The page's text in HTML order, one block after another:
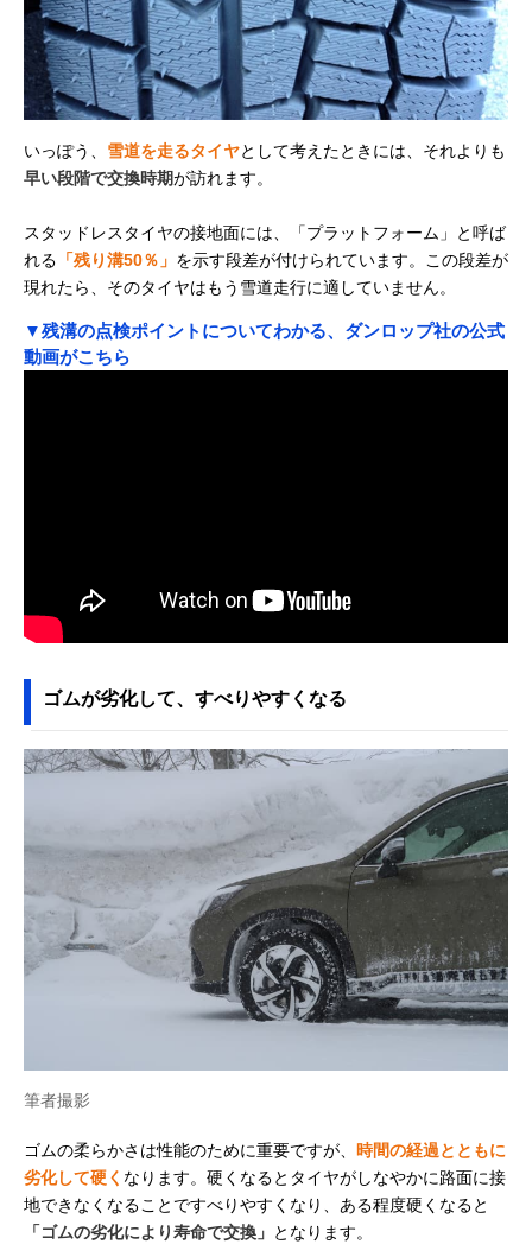
いっぽう、 雪道を走るタイヤとして考えたときには、それよりも
早い段階で交換時期が訪れます。
スタッドレスタイヤの接地面には、「プラットフォーム」と呼ば
れる 「残り溝50％」 を示す段差が付けられています。この段差が
現れたら、そのタイヤはもう雪道走行に適していません。
▼残溝の点検ポイントについてわかる、ダンロップ社の公式
動画がこちら
ゴムが劣化して、すべりやすくなる
筆者撮影
ゴムの柔らかさは性能のために重要ですが、 時間の経過とともに
劣化して硬く なります。硬くなるとタイヤがしなやかに路面に接
地できなくなることですべりやすくなり、ある程度硬くなると
「ゴムの劣化により寿命で交換」 となります。